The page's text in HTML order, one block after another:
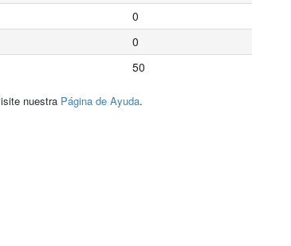
0
0
50
nuestra Página de Ayuda.